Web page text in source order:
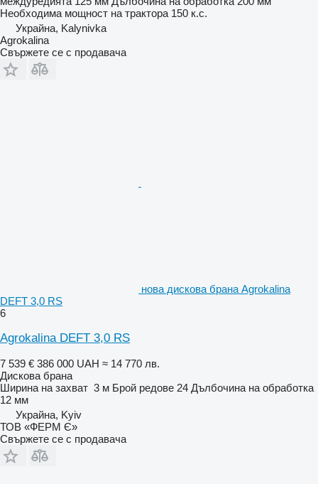
Необходима мощност на трактора 150 к.с.
Украйна, Kalynivka
Agrokalina
Свържете се с продавача
нова дискова брана Agrokalina
DEFT 3,0 RS
6
Agrokalina DEFT 3,0 RS
7 539 € 386 000 UAH ≈ 14 770 лв.
Дискова брана
Ширина на захват 3 м Брой редове 24 Дълбочина на обработка
12 мм
Украйна, Kyiv
ТОВ «ФЕРМ Є»
Свържете се с продавача